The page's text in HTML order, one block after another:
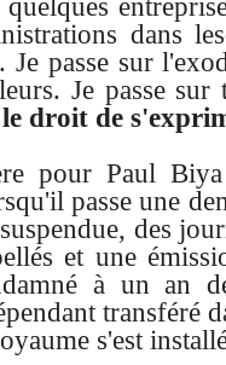
dans
Je passe sur
Je passe
le droit de
pour Paul
passe une
des
et une
à un an
transféré
s'est